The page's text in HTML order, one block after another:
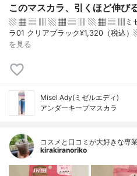
このマスカラ、引くほど伸び
▧ ▦ ▤ ▥ ▧ ▦ ▤ ▥ ▧ ▦ ▤ ▥ミゼル
ラ01 クリアブラック¥1,320（
を見る
Misel Ady(ミゼルエディ)
アンダーキープマスカラ
コスメと口コミが大好きな専
kirakiranoriko